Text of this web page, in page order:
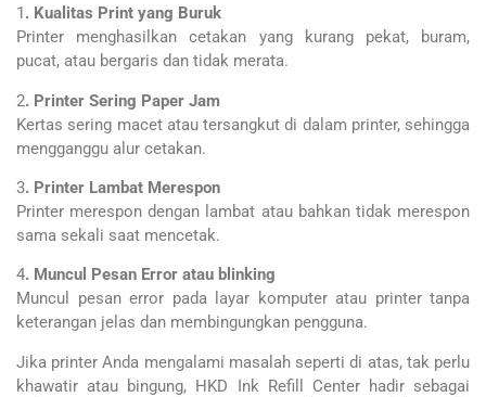
1. Kualitas Print yang Buruk
Printer menghasilkan cetakan yang kurang pekat, buram,
pucat, atau bergaris dan tidak merata.
2. Printer Sering Paper Jam
Kertas sering macet atau tersangkut di dalam printer, sehingga
mengganggu alur cetakan.
3. Printer Lambat Merespon
Printer merespon dengan lambat atau bahkan tidak merespon
sama sekali saat mencetak.
4. Muncul Pesan Error atau blinking
Muncul pesan error pada layar komputer atau printer tanpa
keterangan jelas dan membingungkan pengguna.
Jika printer Anda mengalami masalah seperti di atas, tak perlu
khawatir atau bingung, HKD Ink Refill Center hadir sebagai